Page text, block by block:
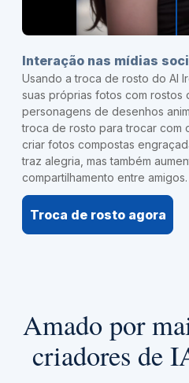
Interação nas mídias
Usando a troca de rosto do AI
suas próprias fotos com rostos
personagens de desenhos
troca de rosto para trocar com
criar fotos compostas
traz alegria, mas também
compartilhamento entre amigos.
Troca de rosto agora
Amado por
criadores de